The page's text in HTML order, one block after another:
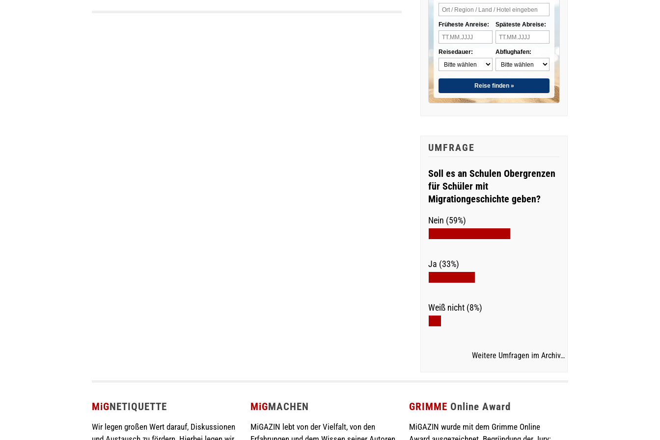
Früheste Anreise:
Reisedauer:
Späteste Abreise:
Abflughafen:
Reise finden »
UMFRAGE
Soll es an Schulen Obergrenzen
für Schüler mit
Migrationgeschichte geben?
Nein (59%)
Ja (33%)
Weiß nicht (8%)
Weitere Umfragen im Archiv…
MiGNETIQUETTE
Wir legen großen Wert darauf, Diskussionen
MiGMACHEN
MiGAZIN lebt von der Vielfalt, von den
GRIMME Online Award
MiGAZIN wurde mit dem Grimme Online